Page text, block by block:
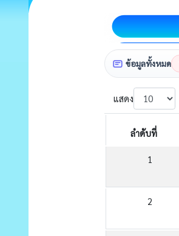
ข้อมูลทั้งหมด
แสดง
ลำดับที่
1
2